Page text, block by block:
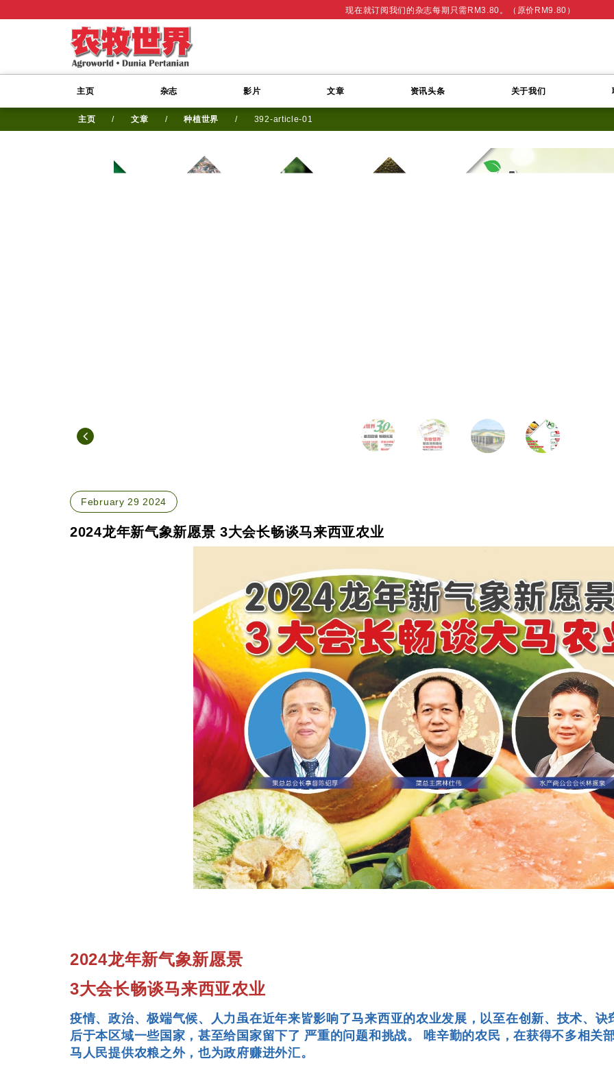
现在就订阅我们的杂志每期只需RM3.80。（原价RM9.80）
主页 杂志 影片 文章 资讯头条 关于我们
主页 / 文章 / 种植世界 / 392-article-01
February 29 2024
2024龙年新气象新愿景 3大会长畅谈马来西亚农业
2024龙年新气象新愿景
3大会长畅谈马来西亚农业
疫情、政治、极端气候、人力虽在近年来皆影响了马来西亚的农业发展，以至在创新、技术、
后于本区域一些国家，甚至给国家留下了 严重的问题和挑战。 唯辛勤的农民，在获得不多相关
马人民提供农粮之外，也为政府赚进外汇。